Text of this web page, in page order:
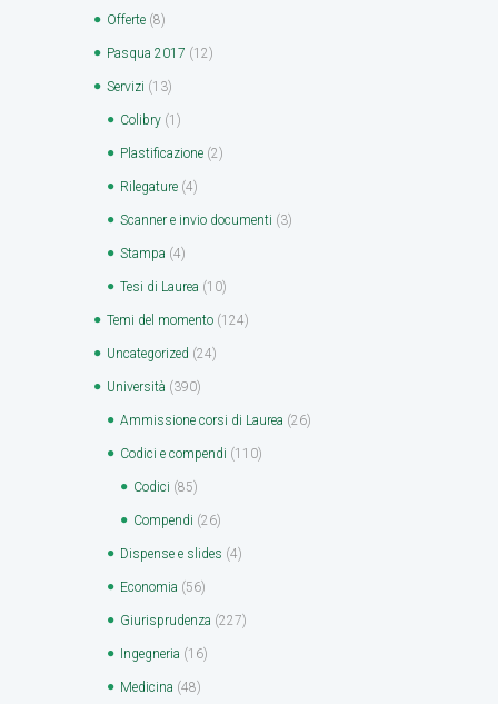
Offerte (8)
Pasqua 2017 (12)
Servizi (13)
Colibry (1)
Plastificazione (2)
Rilegature (4)
Scanner e invio documenti (3)
Stampa (4)
Tesi di Laurea (10)
Temi del momento (124)
Uncategorized (24)
Università (390)
Ammissione corsi di Laurea (26)
Codici e compendi (110)
Codici (85)
Compendi (26)
Dispense e slides (4)
Economia (56)
Giurisprudenza (227)
Ingegneria (16)
Medicina (48)